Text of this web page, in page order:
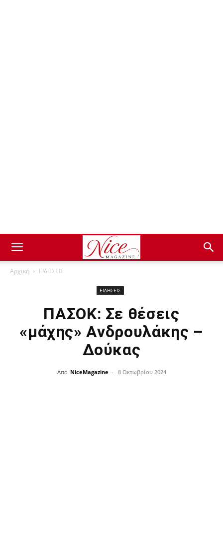
Αρχική ΕΙΔΗΣΕΙΣ
ΕΙΔΗΣΕΙΣ
ΠΑΣΟΚ: Σε θέσεις
«μάχης» Ανδρουλάκης –
Δούκας
Από NiceMagazine - 8 Οκτωβρίου 2024